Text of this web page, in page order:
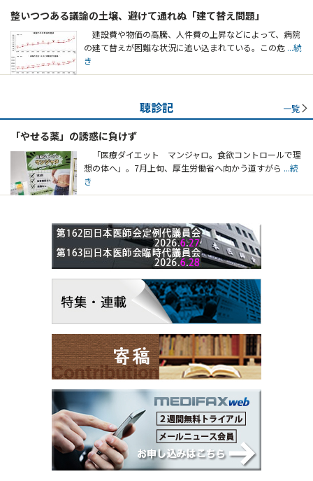
整いつつある議論の土壌、避けて通れぬ「建て替え問題」
建設費や物価の高騰、人件費の上昇などによって、病院
の建て替えが困難な状況に追い込まれている。この危 ...続
き
聴診記 一覧
「やせる薬」の誘惑に負けず
「医療ダイエット マンジャロ。食欲コントロールで理
想の体へ」。7月上旬、厚生労働省へ向かう道すがら ...続
き